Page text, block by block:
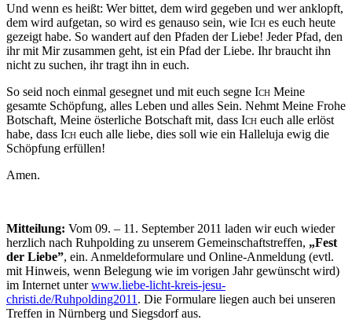
Und wenn es heißt: Wer bittet, dem wird gegeben und wer anklopft,
dem wird aufgetan, so wird es genauso sein, wie Ich es euch heute
gezeigt habe. So wandert auf den Pfaden der Liebe! Jeder Pfad, den
ihr mit Mir zusammen geht, ist ein Pfad der Liebe. Ihr braucht ihn
nicht zu suchen, ihr tragt ihn in euch.
So seid noch einmal gesegnet und mit euch segne Ich Meine
gesamte Schöpfung, alles Leben und alles Sein. Nehmt Meine Frohe
Botschaft, Meine österliche Botschaft mit, dass Ich euch alle erlöst
habe, dass Ich euch alle liebe, dies soll wie ein Halleluja ewig die
Schöpfung erfüllen!
Amen.
Mitteilung: Vom 09. – 11. September 2011 laden wir euch wieder
herzlich nach Ruhpolding zu unserem Gemeinschaftstreffen, „Fest
der Liebe”, ein. Anmeldeformulare und Online-Anmeldung (evtl.
mit Hinweis, wenn Belegung wie im vorigen Jahr gewünscht wird)
im Internet unterwww.liebe-licht-kreis-jesu-
christi.de/Ruhpolding2011 . Die Formulare liegen auch bei unseren
Treffen in Nürnberg und Siegsdorf aus.